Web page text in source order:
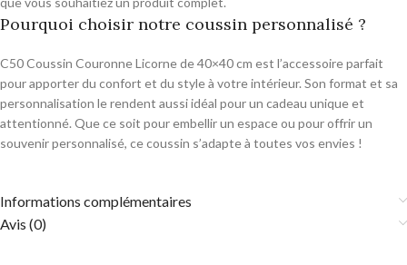
Pourquoi choisir notre coussin personnalisé ?
C50 Coussin Couronne Licorne de 40×40 cm est l’accessoire parfait
pour apporter du confort et du style à votre intérieur. Son format et sa
personnalisation le rendent aussi idéal pour un cadeau unique et
attentionné. Que ce soit pour embellir un espace ou pour offrir un
souvenir personnalisé, ce coussin s’adapte à toutes vos envies !
Informations complémentaires
Avis (0)